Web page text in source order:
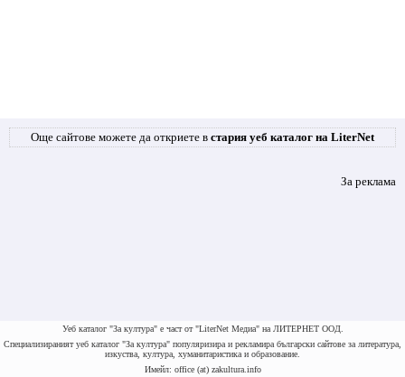
Още сайтове можете да откриете в стария уеб каталог на LiterNet
За реклама
Уеб каталог "За култура" е част от "LiterNet Медиа" на ЛИТЕРНЕТ ООД.
Специализираният уеб каталог "За култура" популяризира и рекламира български сайтове за литература,
изкуства, култура, хуманитаристика и образование.
Имейл: office (at) zakultura.info